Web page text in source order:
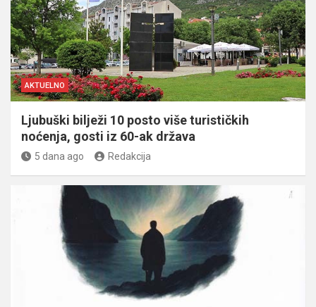
AKTUELNO
Ljubuški bilježi 10 posto više turističkih
noćenja, gosti iz 60-ak država
5 dana ago Redakcija